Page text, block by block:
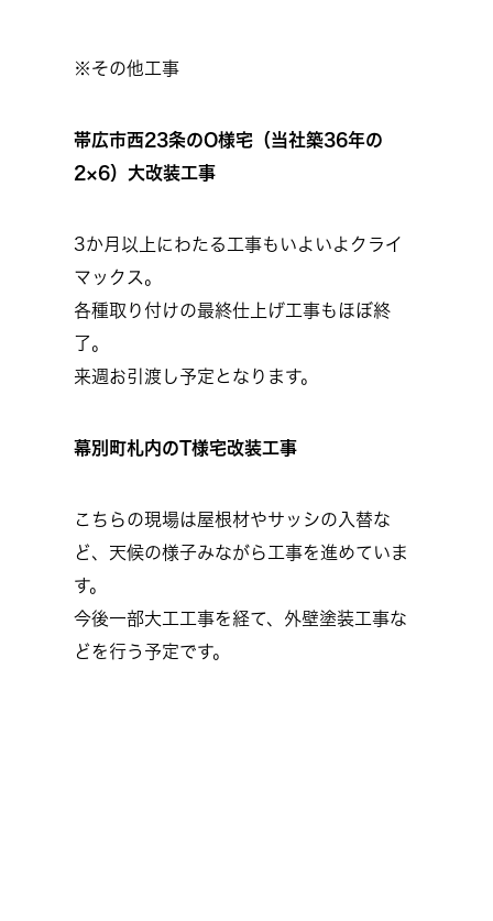
※その他工事
帯広市西23条のO様宅（当社築36年の
2×6）大改装工事
3か月以上にわたる工事もいよいよクライ
マックス。
各種取り付けの最終仕上げ工事もほぼ終
了。
来週お引渡し予定となります。
幕別町札内のT様宅改装工事
こちらの現場は屋根材やサッシの入替な
ど、天候の様子みながら工事を進めていま
す。
今後一部大工工事を経て、外壁塗装工事な
どを行う予定です。